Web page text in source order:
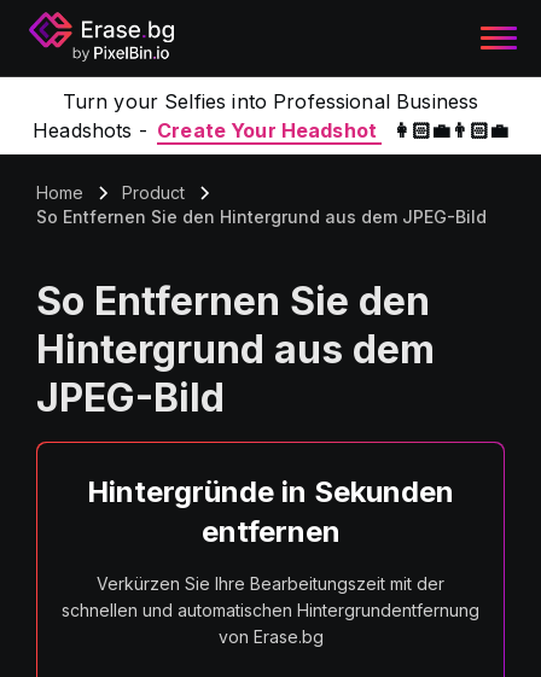
Turn your Selfies into Professional Business
Headshots - Create Your Headshot 👩🏻‍💼👨🏻‍💼
Home
Product
So Entfernen Sie den Hintergrund aus dem JPEG-Bild
So Entfernen Sie den
Hintergrund aus dem
JPEG-Bild
Hintergründe in Sekunden
entfernen
Verkürzen Sie Ihre Bearbeitungszeit mit der
schnellen und automatischen Hintergrundentfernung
von Erase.bg